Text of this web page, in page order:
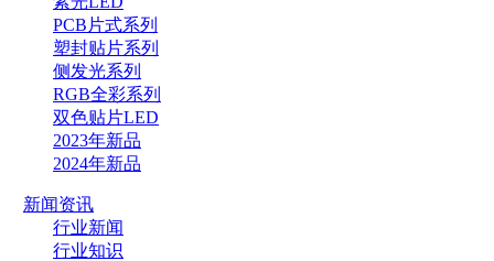
PCB片式系列
塑封贴片系列
侧发光系列
RGB全彩系列
双色贴片LED
2023年新品
2024年新品
新闻资讯
行业新闻
行业知识